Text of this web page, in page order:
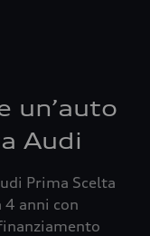
un’auto
Audi
Prima Scelta
4 anni con